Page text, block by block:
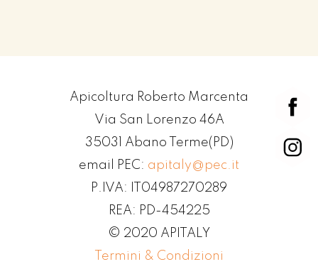
Apicoltura Roberto Marcenta
Via San Lorenzo 46A
35031 Abano Terme(PD)
email PEC: apitaly@pec.it
P.IVA: IT04987270289
REA: PD-454225
© 2020 APITALY
Termini & Condizioni